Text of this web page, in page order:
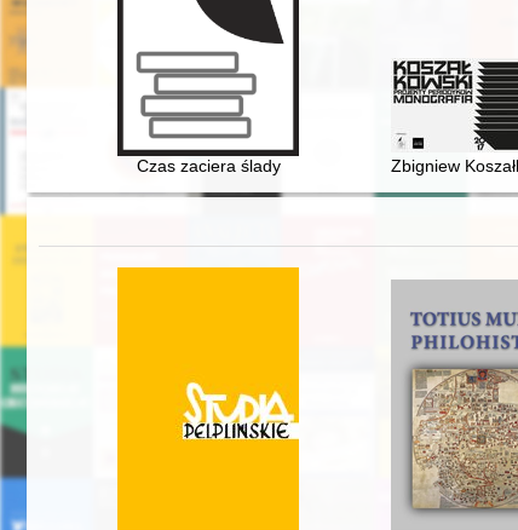
Czas zaciera ślady Zbigniew